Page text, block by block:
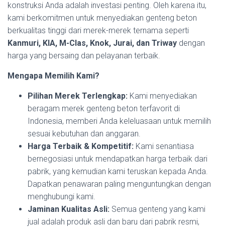
konstruksi Anda adalah investasi penting. Oleh karena itu,
kami berkomitmen untuk menyediakan genteng beton
berkualitas tinggi dari merek-merek ternama seperti
Kanmuri, KIA, M-Clas, Knok, Jurai, dan Triway dengan
harga yang bersaing dan pelayanan terbaik.
Mengapa Memilih Kami?
Pilihan Merek Terlengkap: Kami menyediakan
beragam merek genteng beton terfavorit di
Indonesia, memberi Anda keleluasaan untuk memilih
sesuai kebutuhan dan anggaran.
Harga Terbaik & Kompetitif: Kami senantiasa
bernegosiasi untuk mendapatkan harga terbaik dari
pabrik, yang kemudian kami teruskan kepada Anda.
Dapatkan penawaran paling menguntungkan dengan
menghubungi kami.
Jaminan Kualitas Asli: Semua genteng yang kami
jual adalah produk asli dan baru dari pabrik resmi,